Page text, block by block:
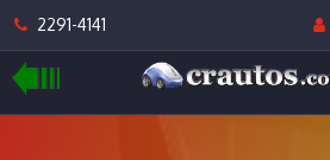
2291-4141